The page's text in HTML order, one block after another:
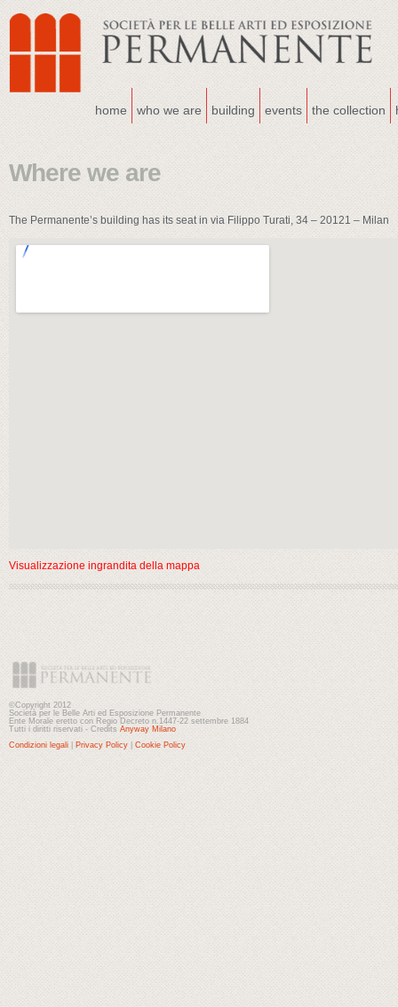
home who we are building events the collection
Where we are
The Permanente’s building has its seat in via Filippo Turati, 34 – 20121 – Milan
Visualizzazione ingrandita della mappa
©Copyright 2012
Società per le Belle Arti ed Esposizione Permanente
Ente Morale eretto con Regio Decreto n.1447-22 settembre 1884
Tutti i diritti riservati - Credits Anyway Milano
Condizioni legali
Privacy Policy Cookie Policy